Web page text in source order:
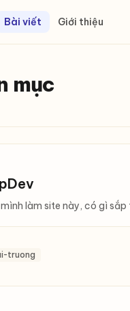
Bài viết Giới thiệu
mục
làm site này, có gì
truong